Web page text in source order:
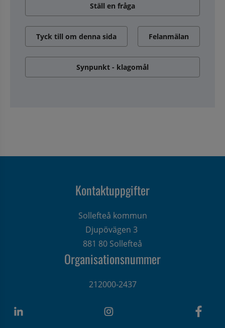
Ställ en fråga
Tyck till om denna sida Felanmälan
Synpunkt - klagomål
Kontaktuppgifter
Sollefteå kommun
Djupövägen 3
881 80 Sollefteå
Organisationsnummer
212000-2437